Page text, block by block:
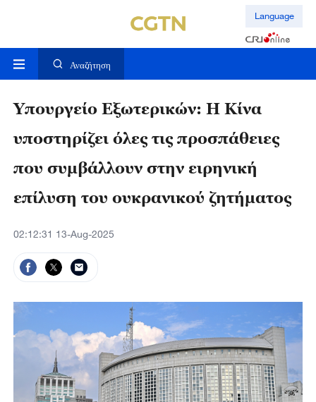
Language
Αναζήτηση
Υπουργείο Εξωτερικών: Η Κίνα
υποστηρίζει όλες τις προσπάθειες
που συμβάλλουν στην ειρηνική
επίλυση του ουκρανικού ζητήματος
02:12:31 13-Aug-2025